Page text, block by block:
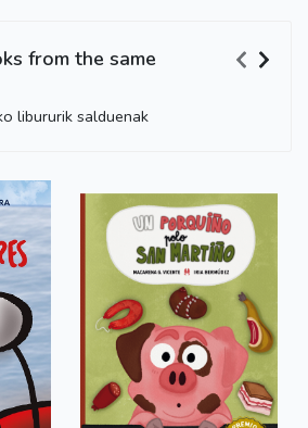
from the same
libururik salduenak